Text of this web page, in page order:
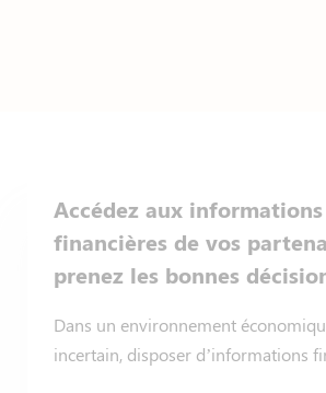
Accédez aux informations
financières de vos
prenez les bonnes
Dans un environnement
incertain, disposer d’informations